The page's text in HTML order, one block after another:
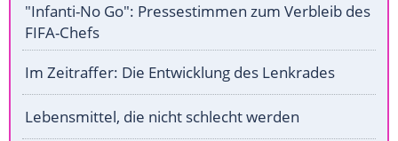
"Infanti-No Go": Pressestimmen zum Verbleib des
FIFA-Chefs
Im Zeitraffer: Die Entwicklung des Lenkrades
Lebensmittel, die nicht schlecht werden